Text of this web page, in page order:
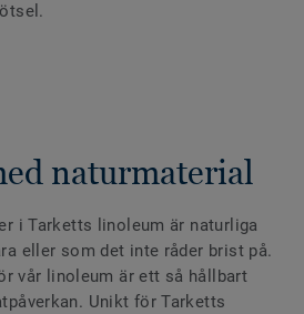
naturmaterial
i Tarketts linoleum är naturliga
eller som det inte råder brist på.
vår linoleum är ett så hållbart
Unikt för Tarketts